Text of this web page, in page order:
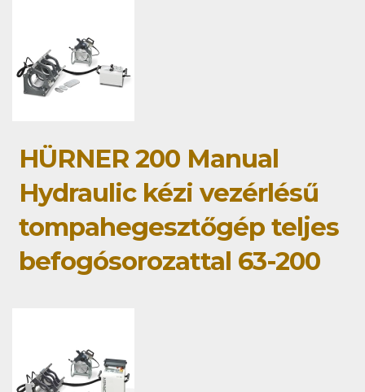
HÜRNER 200 Manual
Hydraulic kézi vezérlésű
tompahegesztőgép teljes
befogósorozattal 63-200